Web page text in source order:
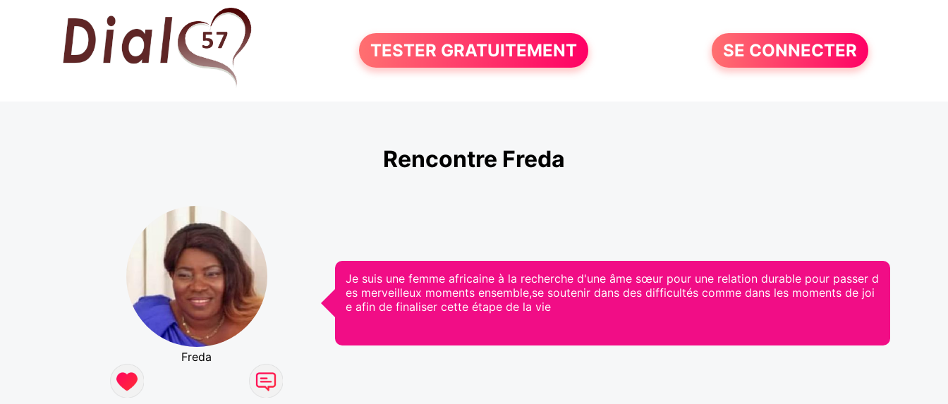
TESTER GRATUITEMENT SE CONNECTER
Rencontre Freda
Freda
Je suis une femme africaine à la recherche d'une âme sœur pour une relation durable pour passer d
es merveilleux moments ensemble,se soutenir dans des difficultés comme dans les moments de joi
e afin de finaliser cette étape de la vie